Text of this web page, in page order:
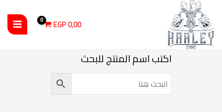
المحتوى
0,00
EGP
اكتب اسم المنتج للبحث